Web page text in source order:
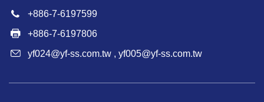
+886-7-6197599
+886-7-6197806
yf024@yf-ss.com.tw , yf005@yf-ss.com.tw